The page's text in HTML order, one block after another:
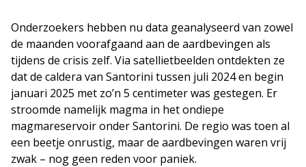
Onderzoekers hebben nu data geanalyseerd van zowel
de maanden voorafgaand aan de aardbevingen als
tijdens de crisis zelf. Via satellietbeelden ontdekten ze
dat de caldera van Santorini tussen juli 2024 en begin
januari 2025 met zo’n 5 centimeter was gestegen. Er
stroomde namelijk magma in het ondiepe
magmareservoir onder Santorini. De regio was toen al
een beetje onrustig, maar de aardbevingen waren vrij
zwak – nog geen reden voor paniek.